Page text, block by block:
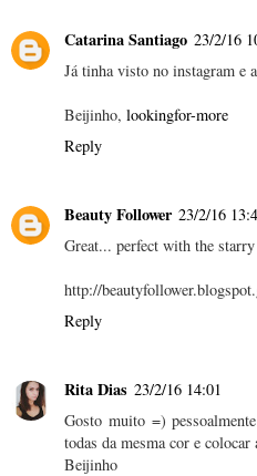
Catarina Santiago 23/2/16
Já tinha visto no instagram e
Beijinho, lookingfor-more
Reply
Beauty Follower 23/2/16
Great... perfect with the
http://
Reply
Rita Dias 23/2/16 14:01
Gosto muito =)
todas da mesma cor e
Beijinho